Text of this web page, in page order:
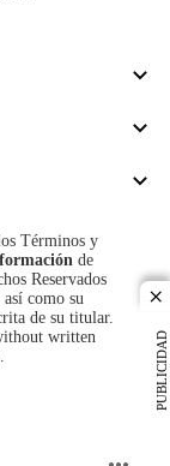
PUBLICIDAD
Términos y
de
Reservados
como su
de su titular.
written